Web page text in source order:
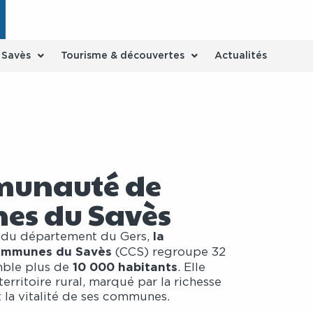
Tourisme & découvertes Actualités
de
du Savès
département du Gers, la
du Savès (CCS) regroupe 32
plus de 10 000 habitants. Elle
rural, marqué par la richesse
vitalité de ses communes.